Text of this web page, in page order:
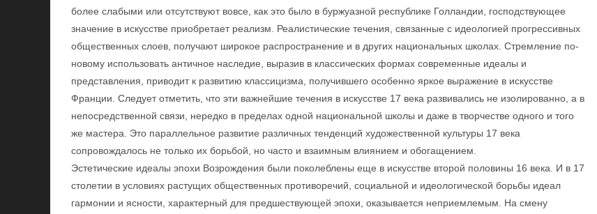
более слабыми или отсутствуют вовсе, как это было в буржуазной республике Голландии, господствующее
значение в искусстве приобретает реализм. Реалистические течения, связанные с идеологией прогрессивных
общественных слоев, получают широкое распространение и в других национальных школах. Стремление по-
новому использовать античное наследие, выразив в классических формах современные идеалы и
представления, приводит к развитию классицизма, получившего особенно яркое выражение в искусстве
Франции. Следует отметить, что эти важнейшие течения в искусстве 17 века развивались не изолированно, а в
непосредственной связи, нередко в пределах одной национальной школы и даже в творчестве одного и того
же мастера. Это параллельное развитие различных тенденций художественной культуры 17 века
сопровождалось не только их борьбой, но часто и взаимным влиянием и обогащением.
Эстетические идеалы эпохи Возрождения были поколеблены еще в искусстве второй половины 16 века. И в 17
столетии в условиях растущих общественных противоречий, социальной и идеологической борьбы идеал
гармонии и ясности, характерный для предшествующей эпохи, оказывается неприемлемым. На смену